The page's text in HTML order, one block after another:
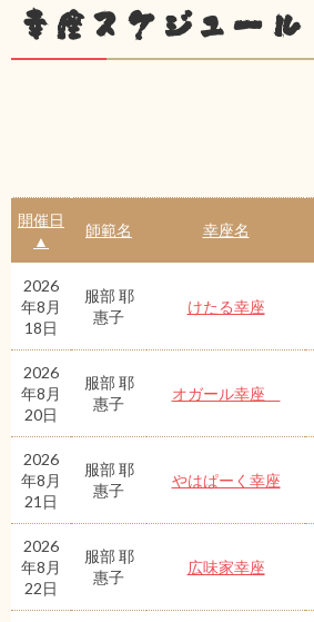
幸座スケジュール
開催日
▲
師範名 幸座名
2026
年8月
18日
服部 耶
惠子
けたる幸座
2026
年8月
20日
服部 耶
惠子
オガール幸座
2026
年8月
21日
服部 耶
惠子
やはぱーく幸座
2026
年8月
22日
服部 耶
惠子
広味家幸座